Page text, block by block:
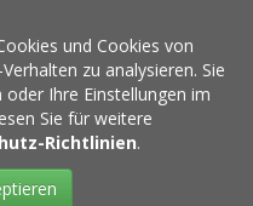
und Cookies von
zu analysieren. Sie
Ihre Einstellungen im
Sie für weitere
Richtlinien.